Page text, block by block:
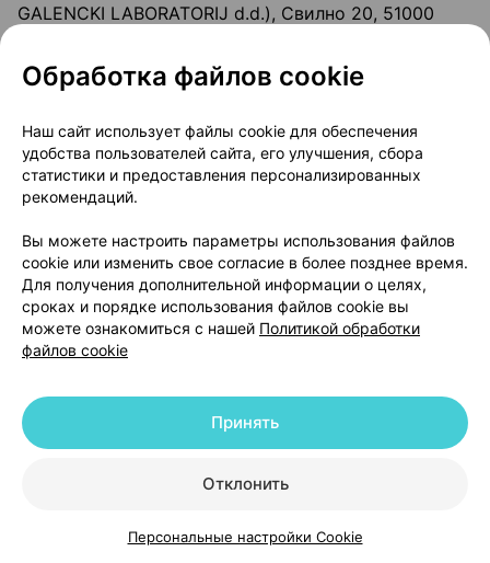
КаталогКорзинаИзбранноеПрофиль
GALENCKI LABORATORIJ d.d.), Свилно 20, 51000
За любой информацией о препарате, а также в
обращаться к локальному представителю
держателя регистрационного удостоверения:
ПРЕДСТАВИТЕЛЬСТВА АО «JADRAN-GALENSKI
LABORATORIJ d.d.»
(РЕСПУБЛИКА ХОРВАТИЯ) В РЕСПУБЛИКЕ
БЕЛАРУСЬ:
220062, Минск, проспект Победителей 104, офис 6
тел.:+375 29 166 71 25,
адрес электронной почты: jadran@jgl.ru
Обработка файлов cookie
Наш сайт использует файлы cookie для обеспечения
удобства пользователей сайта, его улучшения, сбора
статистики и предоставления персонализированных
рекомендаций.
Вы можете настроить параметры использования файлов
cookie или изменить свое согласие в более позднее время.
Для получения дополнительной информации о целях,
сроках и порядке использования файлов cookie вы
можете ознакомиться с нашей Политикой обработки
файлов cookie
Отклонить
Принять
Персональные настройки Cookie